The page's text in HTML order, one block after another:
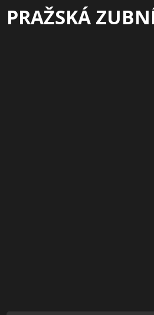
PRAŽSKÁ